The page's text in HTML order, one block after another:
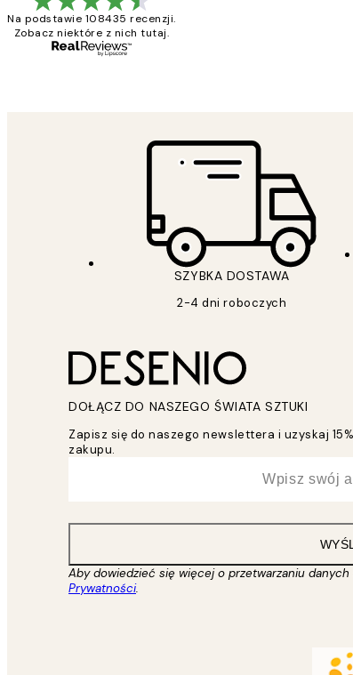
Na podstawie 108435 recenzji.
Zobacz niektóre z nich tutaj.
SZYBKA DOSTAWA
2-4 dni roboczych
DOŁĄCZ DO NASZEGO ŚWIATA SZTUKI
Zapisz się do naszego newslettera i uzyskaj
zakupu.
Aby dowiedzieć się więcej o przetwarzaniu
Prywatności.